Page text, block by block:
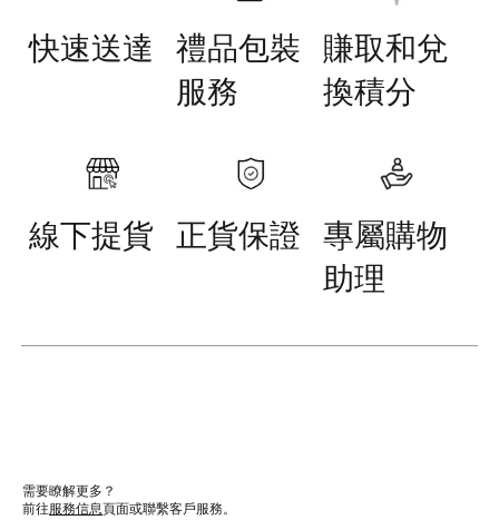
快速送達
禮品包裝
服務
賺取和兌
換積分
線下提貨 正貨保證 專屬購物
助理
需要瞭解更多？
前往服務信息頁面或聯繫客戶服務。